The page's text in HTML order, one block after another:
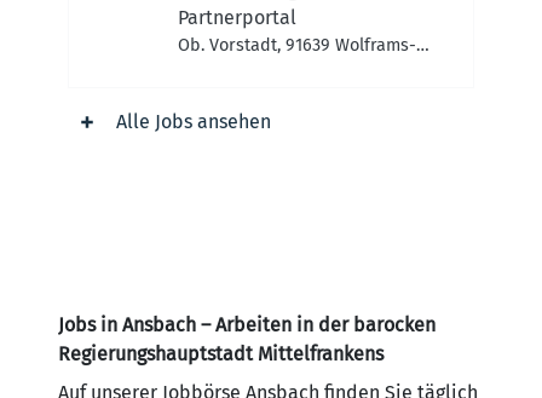
Willkommensprämie!
Partnerportal
Ob. Vorstadt, 91639 Wolframs-
Alle Jobs ansehen
Jobs in Ansbach – Arbeiten in der barocken
Regierungshauptstadt Mittelfrankens
Auf unserer Jobbörse Ansbach finden Sie täglich